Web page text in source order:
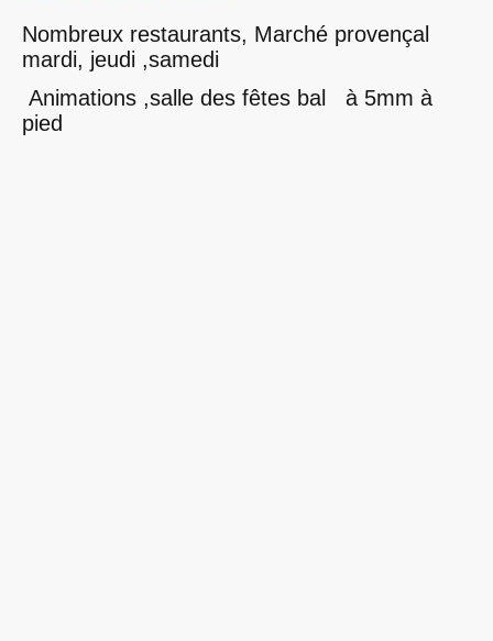
Nombreux restaurants, Marché provençal
mardi, jeudi ,samedi
Animations ,salle des fêtes bal à 5mm à
pied